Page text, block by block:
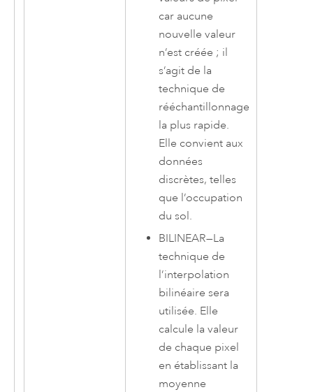
car aucune
nouvelle valeur
n’est créée ; il
s’agit de la
technique de
rééchantillonnage
la plus rapide.
Elle convient aux
données
discrètes, telles
que l’occupation
du sol.
BILINEAR—La
technique de
l’interpolation
bilinéaire sera
utilisée. Elle
calcule la valeur
de chaque pixel
en établissant la
moyenne